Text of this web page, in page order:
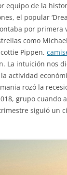
equipo de la
el popular
por primera
como
Pippen,
La intuición nos
actividad
rozó la
grupo cuando
siguió un